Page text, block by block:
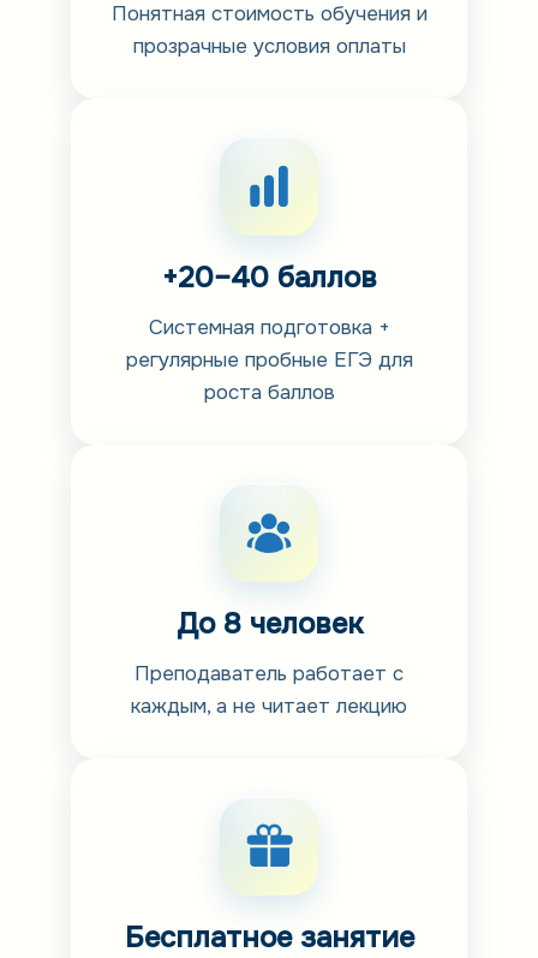
Понятная стоимость обучения и
прозрачные условия оплаты
+20–40 баллов
Системная подготовка +
регулярные пробные ЕГЭ для
роста баллов
До 8 человек
Преподаватель работает с
каждым, а не читает лекцию
Бесплатное занятие